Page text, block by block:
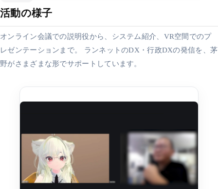
活動の様子
オンライン会議での説明役から、システム紹介、VR空間でのプ
レゼンテーションまで。 ランネットのDX・行政DXの発信を、茅
野がさまざまな形でサポートしています。